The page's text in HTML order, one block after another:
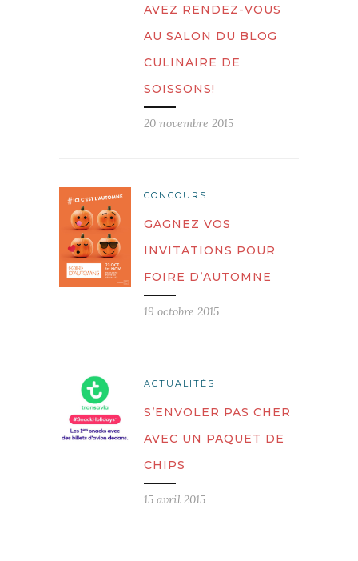
AVEZ RENDEZ-VOUS
AU SALON DU BLOG
CULINAIRE DE
SOISSONS!
20 novembre 2015
CONCOURS
GAGNEZ VOS
INVITATIONS POUR
FOIRE D’AUTOMNE
19 octobre 2015
ACTUALITÉS
S’ENVOLER PAS CHER
AVEC UN PAQUET DE
CHIPS
15 avril 2015